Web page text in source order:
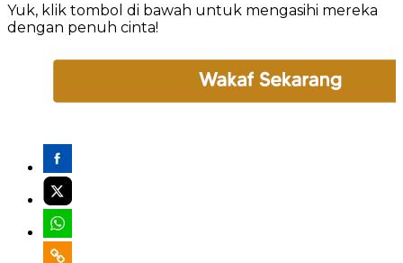
Yuk, klik tombol di bawah untuk mengasihi mereka
dengan penuh cinta!